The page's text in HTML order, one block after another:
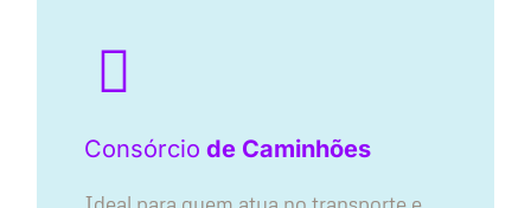
Consórcio de Caminhões